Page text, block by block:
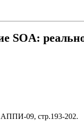
SOA:
09, стр.193-202.